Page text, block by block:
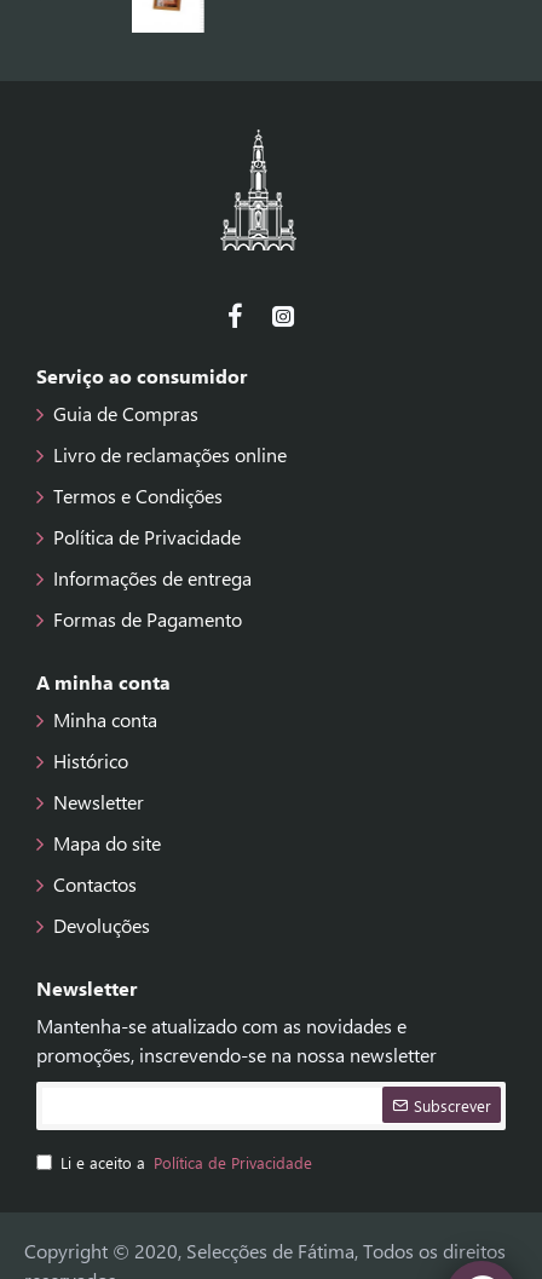
Serviço ao consumidor
Guia de Compras
Livro de reclamações online
Termos e Condições
Política de Privacidade
Informações de entrega
Formas de Pagamento
A minha conta
Minha conta
Histórico
Newsletter
Mapa do site
Contactos
Devoluções
Newsletter
Mantenha-se atualizado com as novidades e
promoções, inscrevendo-se na nossa newsletter
Subscrever
Li e aceito a Política de Privacidade
Copyright © 2020, Selecções de Fátima, Todos os direitos